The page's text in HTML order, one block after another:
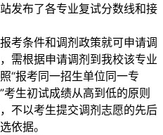
发布了各专业复试分数线和接
考条件和调剂政策就可申请调
需根据申请调剂到我校该专业
“报考同一招生单位同一专
生初试成绩从高到低的原则
不以考生提交调剂志愿的先后
依据。